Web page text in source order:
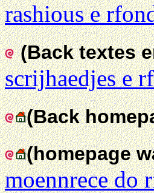
rashious e
(Back textes
scrijhaedjes e
(Back
(homepage
moennrece do